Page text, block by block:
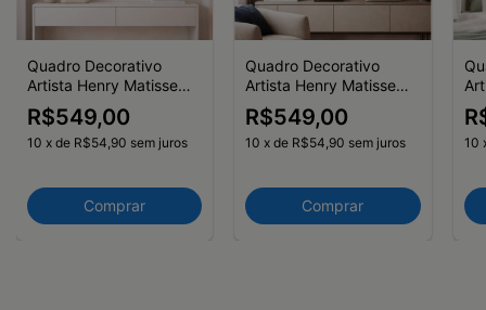
Quadro Decorativo
Artista Henry Matisse
Papiers Découpés I
R$549,00
10 x de R$54,90 sem juros
Comprar
Quadro Decorativo
Artista Henry Matisse
Galerie Maeght II
R$549,00
10 xde R$54,90 sem juros
Comprar
10